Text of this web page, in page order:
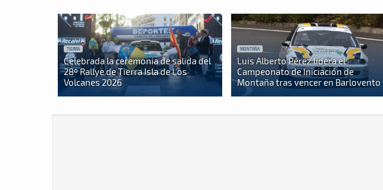
TIERRA
Celebrada la ceremonia de salida del
28º Rallye de Tierra Isla de Los
Volcanes 2026
MONTAÑA
Luis Alberto Pérez lidera el
Campeonato de Iniciación de
Montaña tras vencer en Barlovento